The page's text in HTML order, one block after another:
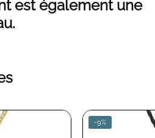
est également une
-9%